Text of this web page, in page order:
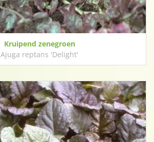
Kruipend zenegroen
Ajuga reptans 'Delight'